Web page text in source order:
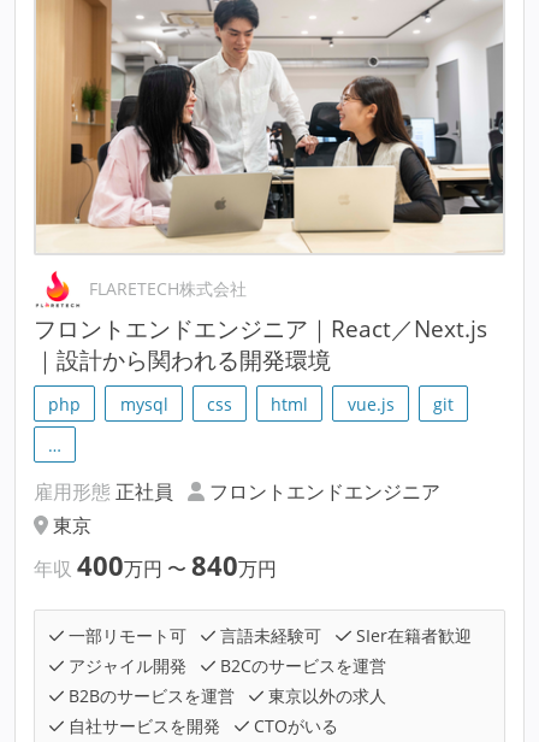
FLARETECH株式会社
フロントエンドエンジニア｜React／Next.js
｜設計から関われる開発環境
php mysql css html vue.js
git
…
雇用形態 正社員
フロントエンドエンジニア
東京
年収 400万円 〜 840万円
一部リモート可 言語未経験可
SIer在籍者歓迎
アジャイル開発
B2Cのサービスを運営
B2Bのサービスを運営
東京以外の求人
自社サービスを開発
CTOがいる